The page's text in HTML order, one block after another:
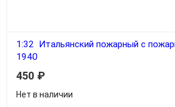
1:32 Итальянский пожарный с
1940
450 ₽
Нет в наличии